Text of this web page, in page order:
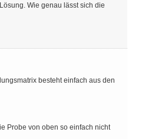
Wie genau lässt sich die
besteht einfach aus den
Probe von oben so einfach nicht